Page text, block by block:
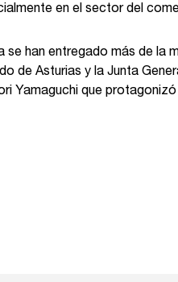
en el sector del
se han entregado más de la
de Asturias y la Junta
Yamaguchi que